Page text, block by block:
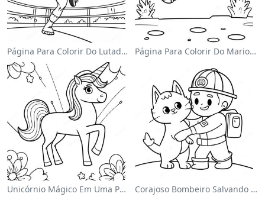
Página Para Colorir Do Lutador Da Wwe Pulando Sobre O Oponente Página Para Colorir Do Mario Pulando Sobre Goombas
Unicórnio Mágico Em Uma Página Para Colorir Arco-Íris Corajoso Bombeiro Salvando Um Gato Página Para Colorir